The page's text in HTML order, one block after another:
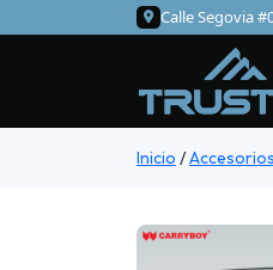
Calle Segovia
Inicio /